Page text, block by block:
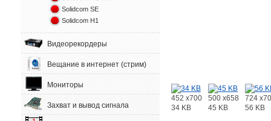
Solidcom SE
Solidcom H1
Видеорекордеры
Вещание в интернет (стрим)
Мониторы
Захват и вывод сигнала
452 x700
34 KB
500 x658
45 KB
724
56 KB